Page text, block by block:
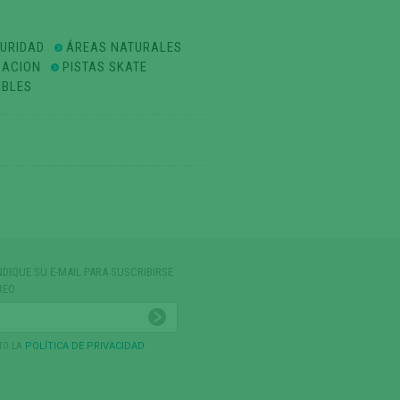
ÁREAS NATURALES
PISTAS SKATE
SU E-MAIL PARA SUSCRIBIRSE
LA POLÍTICA DE PRIVACIDAD